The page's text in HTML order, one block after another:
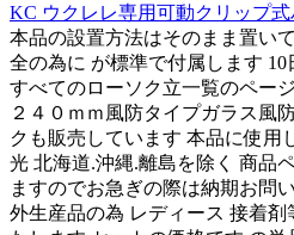
KC ウクレレ専用可動クリップ
本品の設置方法はそのまま置い
全の為に が標準で付属します
すべてのローソク立一覧のペー
２４０ｍｍ風防タイプガラス風
クも販売しています 本品に使用
光 北海道.沖縄.離島を除く 商品
ますのでお急ぎの際は納期お問
外生産品の為 レディース 接着